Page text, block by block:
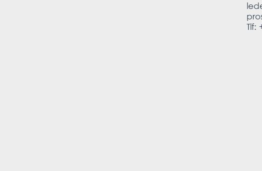
Tlf: